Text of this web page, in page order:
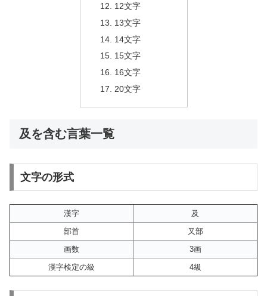
12文字
13文字
14文字
15文字
16文字
20文字
及を含む言葉一覧
文字の形式
漢字
及
部首
又部
画数
3画
漢字検定の級
4級